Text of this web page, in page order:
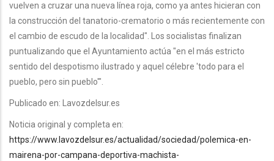
vuelven a cruzar una nueva línea roja, como ya antes hicieran con
la construcción del tanatorio-crematorio o más recientemente con
el cambio de escudo de la localidad". Los socialistas finalizan
puntualizando que el Ayuntamiento actúa "en el más estricto
sentido del despotismo ilustrado y aquel célebre 'todo para el
pueblo, pero sin pueblo'".
Publicado en: Lavozdelsur.es
Noticia original y completa en:
https://www.lavozdelsur.es/actualidad/sociedad/polemica-en-
mairena-por-campana-deportiva-machista-